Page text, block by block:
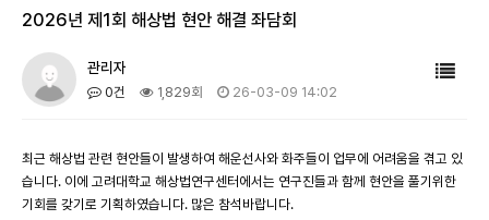
2026년 제1회 해상법 현안 해결 좌담회
관리자
0건 1,829회 26-03-09 14:02
최근 해상법 관련 현안들이 발생하여 해운선사와 화주들이 업무에 어려움을 겪고 있
습니다. 이에 고려대학교 해상법연구센터에서는 연구진들과 함께 현안을 풀기위한
기회를 갖기로 기획하였습니다. 많은 참석바랍니다.